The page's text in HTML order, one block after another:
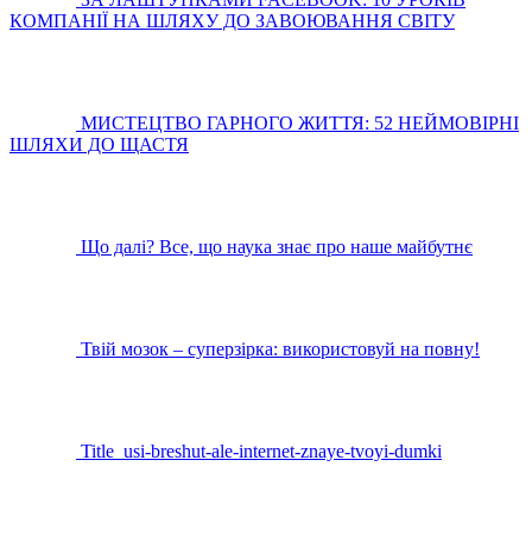
КОМПАНІЇ НА ШЛЯХУ ДО ЗАВОЮВАННЯ СВІТУ
МИСТЕЦТВО ГАРНОГО ЖИТТЯ: 52 НЕЙМОВІРНІ
ШЛЯХИ ДО ЩАСТЯ
Що далі? Все, що наука знає про наше майбутнє
Твій мозок – суперзірка: використовуй на повну!
Title_usi-breshut-ale-internet-znaye-tvoyi-dumki